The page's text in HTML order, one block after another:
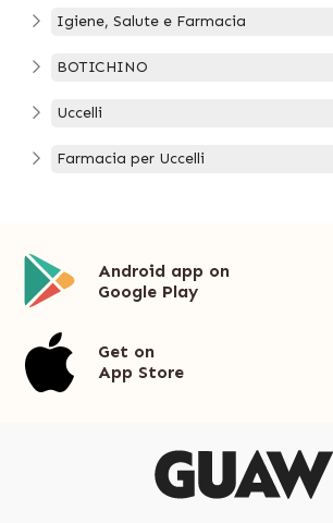
Igiene, Salute e Farmacia
BOTICHINO
Uccelli
Farmacia per Uccelli
Android app on
Google Play
Get on
App Store